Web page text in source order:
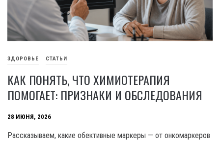
ЗДОРОВЬЕ СТАТЬИ
КАК ПОНЯТЬ, ЧТО ХИМИОТЕРАПИЯ
ПОМОГАЕТ: ПРИЗНАКИ И ОБСЛЕДОВАНИЯ
28 ИЮНЯ, 2026
Рассказываем, какие обективные маркеры — от онкомаркеров